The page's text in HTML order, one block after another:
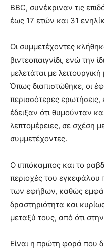
BBC, συνέκριναν τις
έως 17 ετών και 31
Οι συμμετέχοντες
βιντεοπαιγνίδι, ενώ την
μελετάται με
Όπως διαπιστώθηκε, οι
περισσότερες
έδειξαν ότι θυμούνταν
λεπτομέρειες, σε σχέση
συμμετέχοντες.
Ο ιππόκαμπος και το
περιοχές του
των εφήβων, καθώς
δραστηριότητα και
μεταξύ τους, από ότι
Είναι η πρώτη φορά που